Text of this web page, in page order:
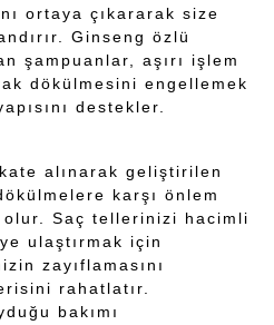
ortaya çıkararak size
Ginseng özlü
şampuanlar, aşırı işlem
dökülmesini engellemek
destekler.
alınarak geliştirilen
karşı önlem
olur. Saç tellerinizi hacimli
ulaştırmak için
zayıflamasını
rahatlatır.
bakımı